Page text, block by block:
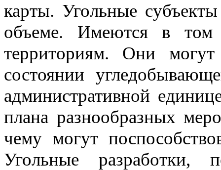
карты. Угольные
объеме. Имеются в том
территориям. Они могут
состоянии
административной
плана разнообразных
чему могут
Угольные разработки,